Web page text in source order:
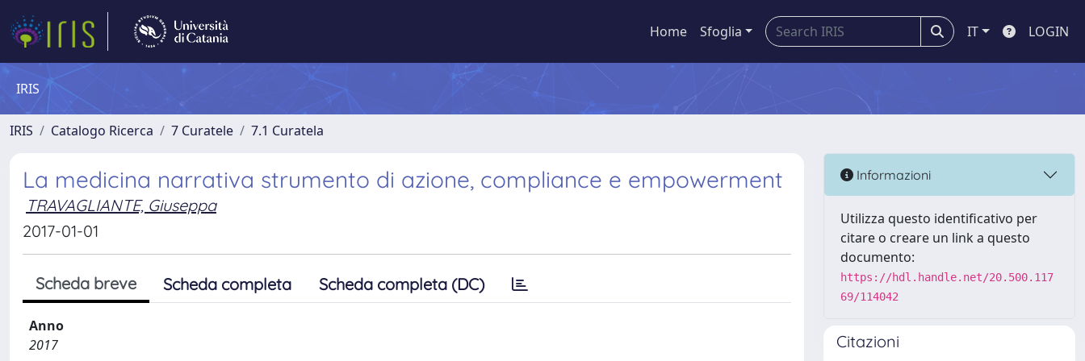
Home Sfoglia IT LOGIN
IRIS
IRIS Catalogo Ricerca 7 Curatele 7.1 Curatela
La medicina narrativa strumento di azione, compliance e empowerment
TRAVAGLIANTE, Giuseppa
2017-01-01
Scheda breve Scheda completa Scheda completa (DC)
Anno
2017
Informazioni
Utilizza questo identificativo per
citare o creare un link a questo
documento:
https://hdl.handle.net/20.500.117
69/114042
Citazioni